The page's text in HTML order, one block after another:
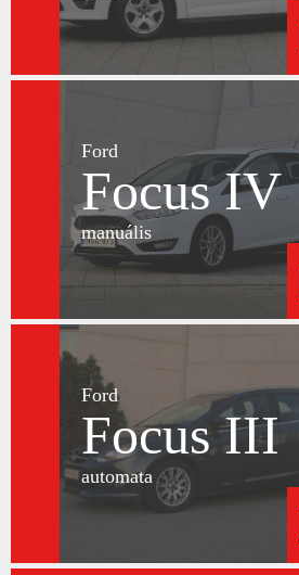
Ford
Focus IV
manuális
Ford
Focus III
automata